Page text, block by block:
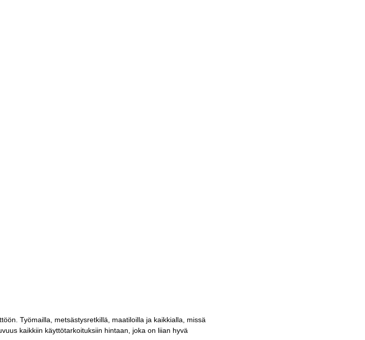
Työmailla, metsästysretkillä, maatiloilla ja kaikkialla, missä
kaikkiin käyttötarkoituksiin hintaan, joka on liian hyvä